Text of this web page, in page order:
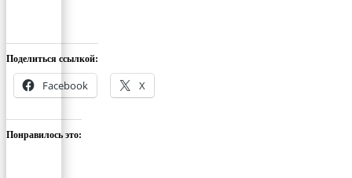
Поделиться ссылкой:
Facebook X
Понравилось это: